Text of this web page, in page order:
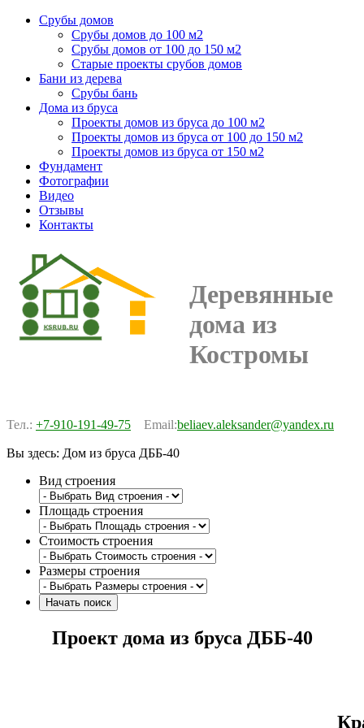
Срубы домов
Срубы домов до 100 м2
Срубы домов от 100 до 150 м2
Старые проекты срубов домов
Бани из дерева
Срубы бань
Дома из бруса
Проекты домов из бруса до 100 м2
Проекты домов из бруса от 100 до 150 м2
Проекты домов из бруса от 150 м2
Фундамент
Фотографии
Видео
Отзывы
Контакты
Деревянные
дома из
Костромы
Тел.: +7-910-191-49-75 Email:beliaev.aleksander@yandex.ru
Вы здесь: Дом из бруса ДББ-40
Вид строения
Площадь строения
Стоимость строения
Размеры строения
Проект дома из бруса ДББ-40